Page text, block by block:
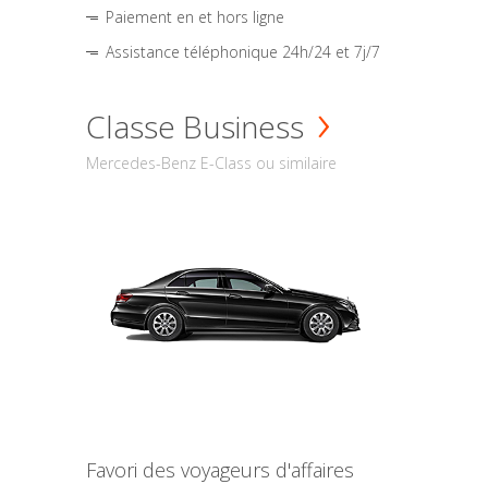
Paiement en et hors ligne
Assistance téléphonique 24h/24 et 7j/7
Classe Business
Mercedes-Benz E-Class ou similaire
Favori des voyageurs d'affaires